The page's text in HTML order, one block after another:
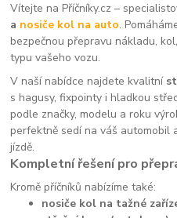
Vítejte na Příčníky.cz –
a nosiče kol na auto.
bezpečnou přepravu nákladu,
typu vašeho vozu.
V naší nabídce najdete kvalitní
s hagusy, fixpointy i hladkou
podle značky, modelu a roku
perfektně sedí na váš automobil
jízdě.
Kompletní řešení pro
Kromě příčníků nabízíme také:
nosiče kol na tažné